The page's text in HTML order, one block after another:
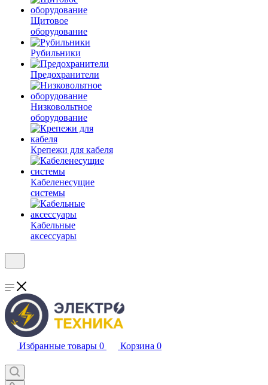
Щитовое
оборудование
Рубильники
Предохранители
Низковольтное
оборудование
Крепежи для кабеля
Кабеленесущие
системы
Кабельные
аксессуары
Избранные товары 0 Корзина 0